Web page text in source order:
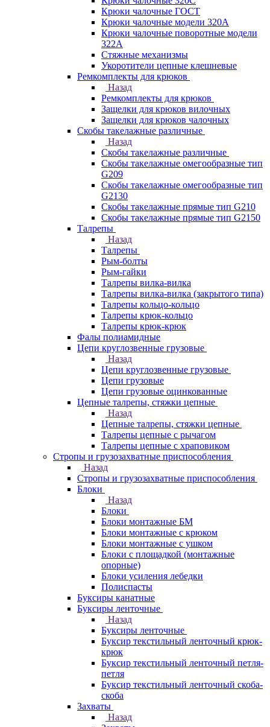
Крюки чалочные ГОСТ
Крюки чалочные модели 320А
Крюки чалочные поворотные модели
322А
Стяжные механизмы
Укоротители цепные клешневые
Ремкомплекты для крюков
Назад
Ремкомплекты для крюков
Защелки для крюков вилочных
Защелки для крюков чалочных
Скобы такелажные различные
Назад
Скобы такелажные различные
Скобы такелажные омегообразные тип
G209
Скобы такелажные омегообразные тип
G2130
Скобы такелажные прямые тип G210
Скобы такелажные прямые тип G2150
Талрепы
Назад
Талрепы
Рым-болты
Рым-гайки
Талрепы вилка-вилка
Талрепы вилка-вилка (закрытого типа)
Талрепы кольцо-кольцо
Талрепы крюк-кольцо
Талрепы крюк-крюк
Фалы полиамидные
Цепи круглозвенные грузовые
Назад
Цепи круглозвенные грузовые
Цепи грузовые
Цепи грузовые оцинкованные
Цепные талрепы, стяжки цепные
Назад
Цепные талрепы, стяжки цепные
Талрепы цепные с рычагом
Талрепы цепные с храповиком
Стропы и грузозахватные приспособления
Назад
Стропы и грузозахватные приспособления
Блоки
Назад
Блоки
Блоки монтажные БМ
Блоки монтажные с крюком
Блоки монтажные с ушком
Блоки с площадкой (монтажные
опорные)
Блоки усиления лебедки
Полиспасты
Буксиры канатные
Буксиры ленточные
Назад
Буксиры ленточные
Буксир текстильный ленточный крюк-
крюк
Буксир текстильный ленточный петля-
петля
Буксир текстильный ленточный скоба-
скоба
Захваты
Назад